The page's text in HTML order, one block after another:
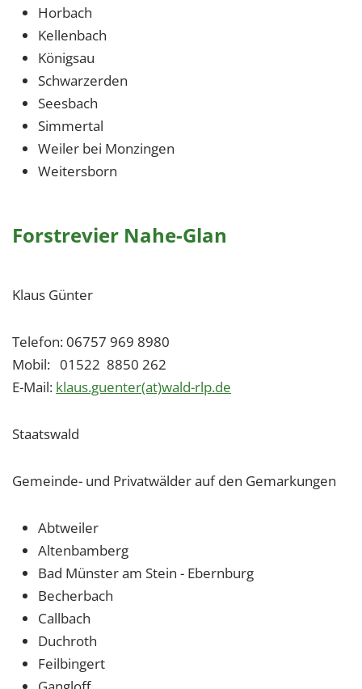
Horbach
Kellenbach
Königsau
Schwarzerden
Seesbach
Simmertal
Weiler bei Monzingen
Weitersborn
Forstrevier Nahe-Glan
Klaus Günter
Telefon: 06757 969 8980
Mobil: 01522 8850 262
E-Mail: klaus.guenter(at)wald-rlp.de
Staatswald
Gemeinde- und Privatwälder auf den Gemarkungen
Abtweiler
Altenbamberg
Bad Münster am Stein - Ebernburg
Becherbach
Callbach
Duchroth
Feilbingert